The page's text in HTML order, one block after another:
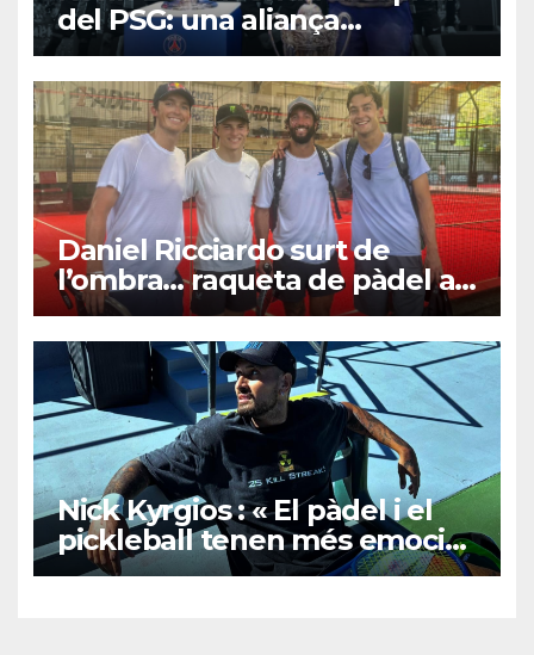
del PSG: una aliança
estratègica amb el Qatar… i
un interès creixent pels
esports de raqueta? pel
pàdel?
Daniel Ricciardo surt de
l’ombra… raqueta de pàdel a
la mà!
Nick Kyrgios : « El pàdel i el
pickleball tenen més emoció
que el tennis masculí actual »